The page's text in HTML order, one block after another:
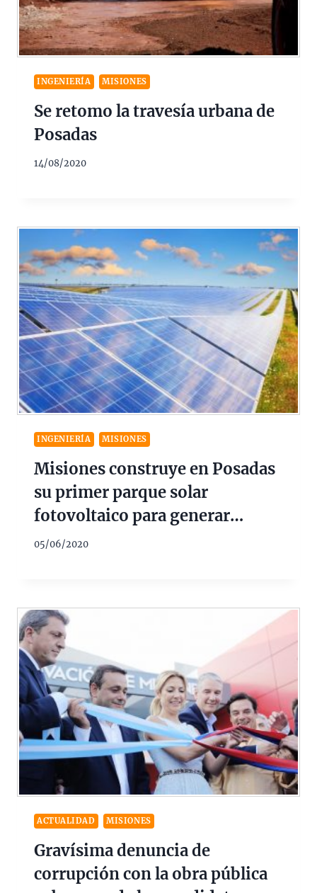
INGENIERÍA MISIONES
Se retomo la travesía urbana de
Posadas
14/08/2020
INGENIERÍA MISIONES
Misiones construye en Posadas
su primer parque solar
fotovoltaico para generar
energía
05/06/2020
ACTUALIDAD MISIONES
Gravísima denuncia de
corrupción con la obra pública